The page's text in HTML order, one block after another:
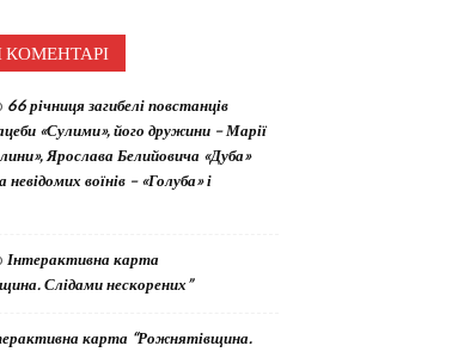
КОМЕНТАРІ
66 річниця загибелі повстанців
«Сулими», його дружини – Марії
Ярослава Белийовича «Дуба»
воїнів – «Голуба» і
Інтерактивна карта
Слідами нескорених”
карта “Рожнятівщина.